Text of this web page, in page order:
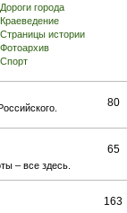
Дороги города
Краеведение
Страницы истории
Фотоархив
Спорт
80
– все здесь.
65
163